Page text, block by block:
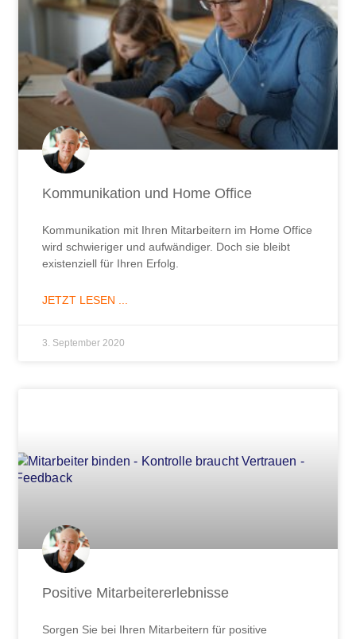
Kommunikation und Home Office
Kommunikation mit Ihren Mitarbeitern im Home Office
wird schwieriger und aufwändiger. Doch sie bleibt
existenziell für Ihren Erfolg.
JETZT LESEN ...
3. September 2020
Positive Mitarbeitererlebnisse
Sorgen Sie bei Ihren Mitarbeitern für positive